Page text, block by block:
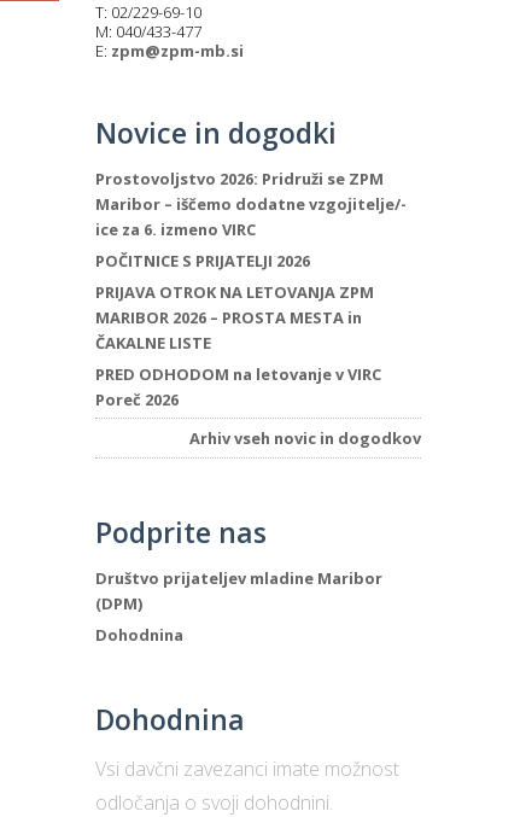
T: 02/229-69-10
M: 040/433-477
E: zpm@zpm-mb.si
Novice in dogodki
Prostovoljstvo 2026: Pridruži se ZPM
Maribor – iščemo dodatne vzgojitelje/-
ice za 6. izmeno VIRC
POČITNICE S PRIJATELJI 2026
PRIJAVA OTROK NA LETOVANJA ZPM
MARIBOR 2026 – PROSTA MESTA in
ČAKALNE LISTE
PRED ODHODOM na letovanje v VIRC
Poreč 2026
Arhiv vseh novic in dogodkov
Podprite nas
Društvo prijateljev mladine Maribor
(DPM)
Dohodnina
Dohodnina
Vsi davčni zavezanci imate možnost
odločanja o svoji dohodnini.